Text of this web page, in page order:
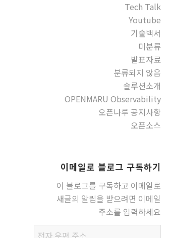
Tech Talk
Youtube
기술백서
미분류
발표자료
분류되지 않음
솔루션소개
OPENMARU Observability
오픈나루 공지사항
오픈소스
이메일로 블로그 구독하기
이 블로그를 구독하고 이메일로
새글의 알림을 받으려면 이메일
주소를 입력하세요